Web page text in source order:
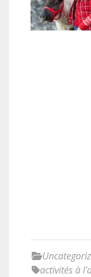
activités à